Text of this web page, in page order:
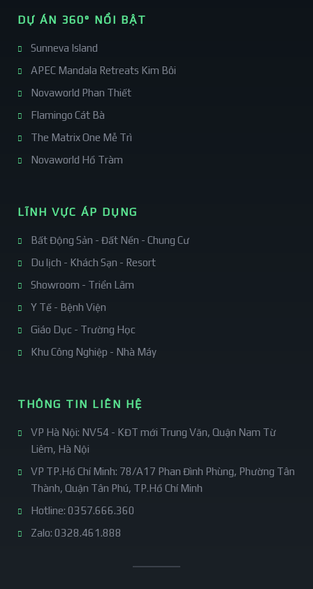
DỰ ÁN 360° NỔI BẬT
Sunneva Island
APEC Mandala Retreats Kim Bôi
Novaworld Phan Thiết
Flamingo Cát Bà
The Matrix One Mễ Trì
Novaworld Hồ Tràm
LĨNH VỰC ÁP DỤNG
Bất Động Sản - Đất Nền - Chung Cư
Du lịch - Khách Sạn - Resort
Showroom - Triển Lãm
Y Tế - Bệnh Viện
Giáo Dục - Trường Học
Khu Công Nghiệp - Nhà Máy
THÔNG TIN LIÊN HỆ
VP Hà Nội: NV54 - KĐT mới Trung Văn, Quận Nam Từ
Liêm, Hà Nội
VP TP.Hồ Chí Minh: 78/A17 Phan Đình Phùng, Phường Tân
Thành, Quận Tân Phú, TP.Hồ Chí Minh
Hotline: 0357.666.360
Zalo: 0328.461.888